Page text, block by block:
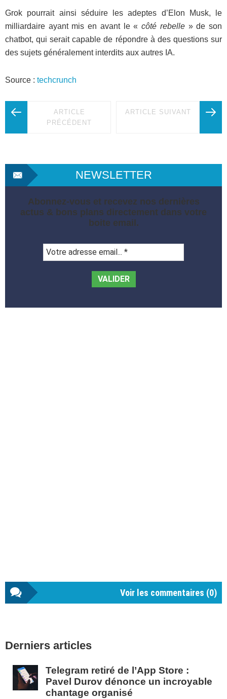
Grok pourrait ainsi séduire les adeptes d’Elon Musk, le
milliardaire ayant mis en avant le «côté rebelle» de son
chatbot, qui serait capable de répondre à des questions sur
des sujets généralement interdits aux autres IA.
Source : techcrunch
ARTICLE
PRÉCÉDENT
ARTICLE SUIVANT
NEWSLETTER
Abonnez-vous et recevez nos dernières
actus & bons plans directement dans votre
boite email.
adresse
Voir les commentaires (0)
latérale
Derniers articles
Telegram retiré de l’App Store :
Pavel Durov dénonce un incroyable
chantage organisé